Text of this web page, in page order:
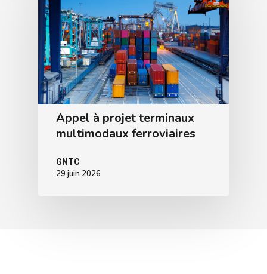
Appel à projet terminaux
multimodaux ferroviaires
GNTC
29 juin 2026